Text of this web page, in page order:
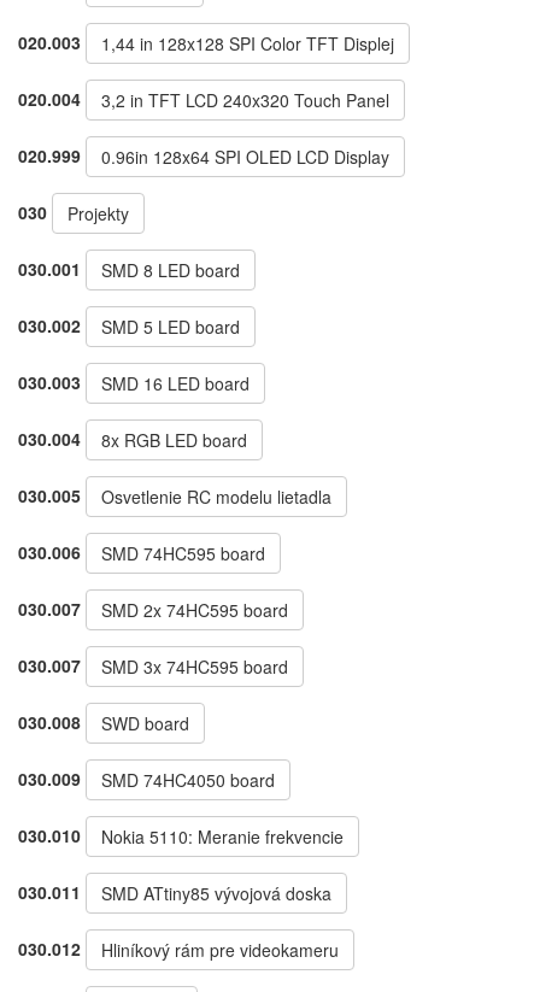
020.003 1,44 in 128x128 SPI Color TFT Displej
020.004 3,2 in TFT LCD 240x320 Touch Panel
020.999 0.96in 128x64 SPI OLED LCD Display
030 Projekty
030.001 SMD 8 LED board
030.002 SMD 5 LED board
030.003 SMD 16 LED board
030.004 8x RGB LED board
030.005 Osvetlenie RC modelu lietadla
030.006 SMD 74HC595 board
030.007 SMD 2x 74HC595 board
030.007 SMD 3x 74HC595 board
030.008 SWD board
030.009 SMD 74HC4050 board
030.010 Nokia 5110: Meranie frekvencie
030.011 SMD ATtiny85 vývojová doska
030.012 Hliníkový rám pre videokameru